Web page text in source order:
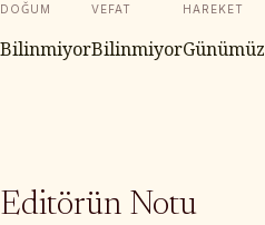
DOĞUM
Bilinmiyor
VEFAT
Bilinmiyor
HAREKET
Günümüz
Editörün Notu